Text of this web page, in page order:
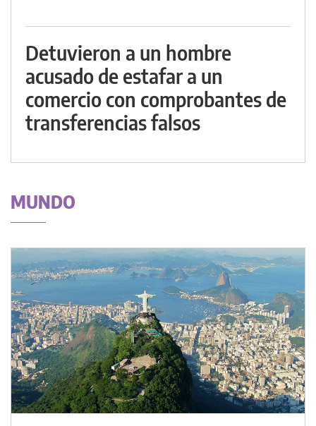
Detuvieron a un hombre
acusado de estafar a un
comercio con comprobantes de
transferencias falsos
MUNDO